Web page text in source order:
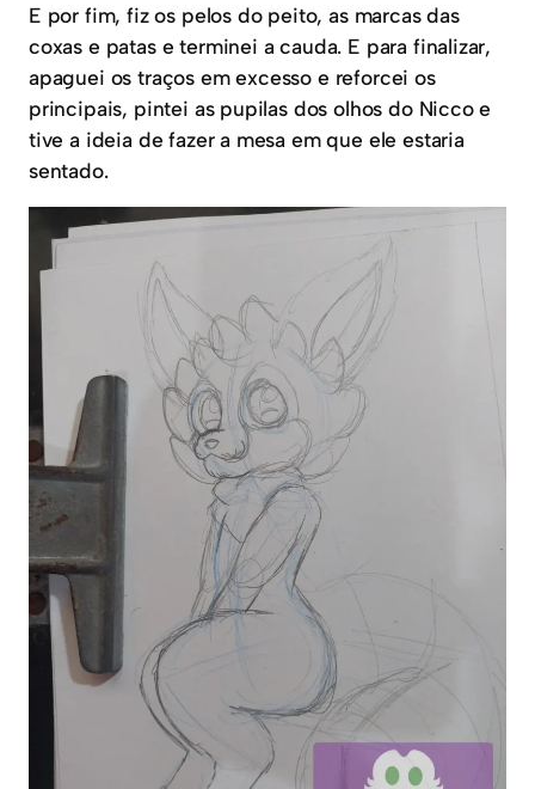
E por fim, fiz os pelos do peito, as marcas das
coxas e patas e terminei a cauda. E para finalizar,
apaguei os traços em excesso e reforcei os
principais, pintei as pupilas dos olhos do Nicco e
tive a ideia de fazer a mesa em que ele estaria
sentado.